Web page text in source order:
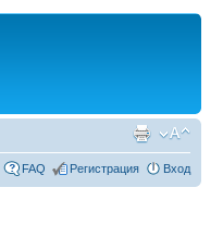
FAQ Регистрация Вход